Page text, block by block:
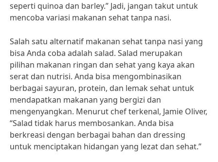
seperti quinoa dan barley.” Jadi, jangan takut untuk
mencoba variasi makanan sehat tanpa nasi.
Salah satu alternatif makanan sehat tanpa nasi yang
bisa Anda coba adalah salad. Salad merupakan
pilihan makanan ringan dan sehat yang kaya akan
serat dan nutrisi. Anda bisa mengombinasikan
berbagai sayuran, protein, dan lemak sehat untuk
mendapatkan makanan yang bergizi dan
mengenyangkan. Menurut chef terkenal, Jamie Oliver,
“Salad tidak harus membosankan. Anda bisa
berkreasi dengan berbagai bahan dan dressing
untuk menciptakan hidangan yang lezat dan sehat.”